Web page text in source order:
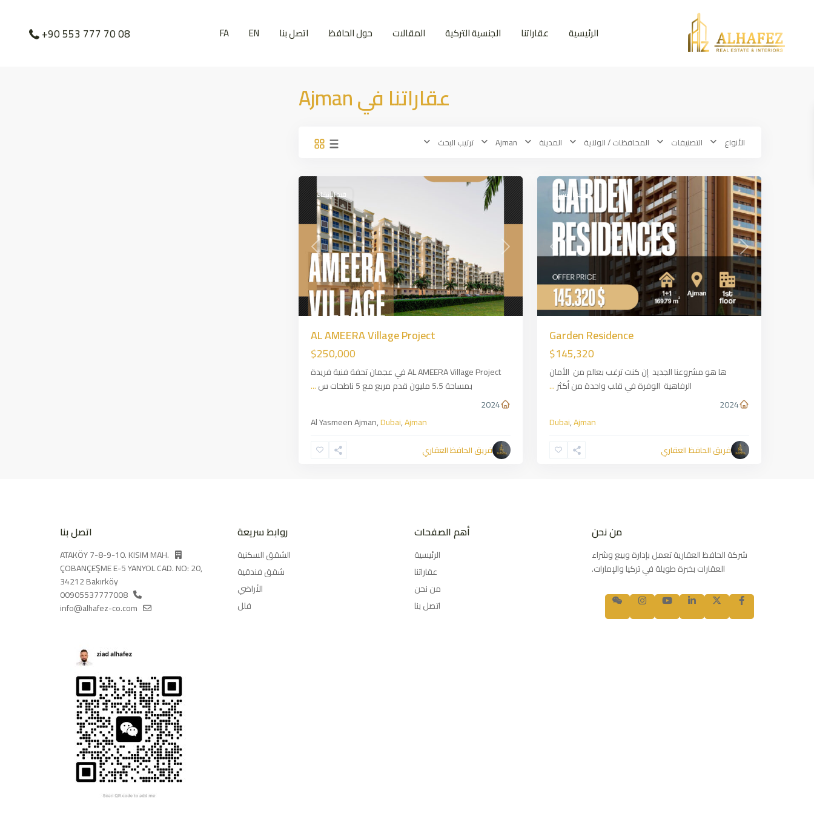
الرئيسية عقاراتنا الجنسية التركية المقالات حول الحافظ اتصل بنا EN
FA
+90 553 777 70 08
عقاراتنا في Ajman
الأنواع التصنيفات المحافظات / الولاية المدينة Ajman ترتيب البحث Ajman
Previous Next
قيد الإنشاء
Garden Residence
$145,320
ها هو مشروعنا الجديد إن كنت ترغب بعالم من الأمان
الرفاهية الوفرة في قلب واحدة من أكثر...
2024
Dubai,Ajman
فريق الحافظ العقاري
Ajman,
Previous Next
قيد الإنشاء
AL AMEERA Village Project
$250,000
AL AMEERA Village Project في عجمان تحفة فنية فريدة
بمساحة 5.5 مليون قدم مربع مع 5 ناطحات س
...
2024
Al Yasmeen Ajman,Dubai,Ajman
فريق الحافظ العقاري
من نحن
شركة الحافظ العقارية تعمل بإدارة وبيع وشراء
العقارات بخبرة طويلة في تركيا والإمارات.
أهم الصفحات
الرئيسية
عقاراتنا
من نحن
اتصل بنا
روابط سريعة
الشقق السكنية
شقق فندقية
الأراضي
فلل
اتصل بنا
ATAKÖY 7-8-9-10. KISIM MAH.
ÇOBANÇEŞME E-5 YANYOL CAD. NO: 20,
34212 Bakırköy
00905537777008
info@alhafez-co.com